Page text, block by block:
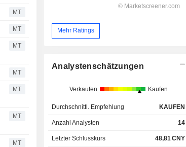
MT
MT
MT
MT
MT
MT
MT
Mehr Ratings
Analystenschätzungen
Verkaufen Kaufen
Durchschnittl. Empfehlung KAUFEN
Anzahl Analysten 14
Letzter Schlusskurs 48,81 CNY